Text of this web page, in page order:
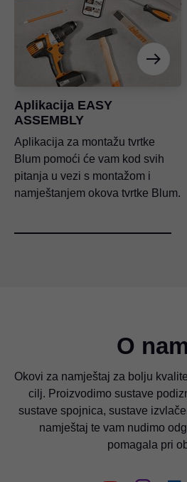
Aplikacija EASY
ASSEMBLY
Aplikacija za montažu tvrtke
Blum pomoći će vam kod svih
pitanja u vezi s montažom i
namještanjem okova tvrtke Blum.
O
Okovi za namještaj za bolju
cilj. Proizvodimo sustave
sustave spojnica, sustave
namještaj te vam nudimo
pomagala pri